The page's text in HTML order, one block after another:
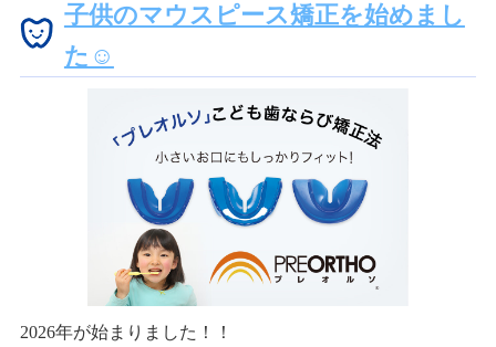
子供のマウスピース矯正を始めまし
た☺
2026年が始まりました！！